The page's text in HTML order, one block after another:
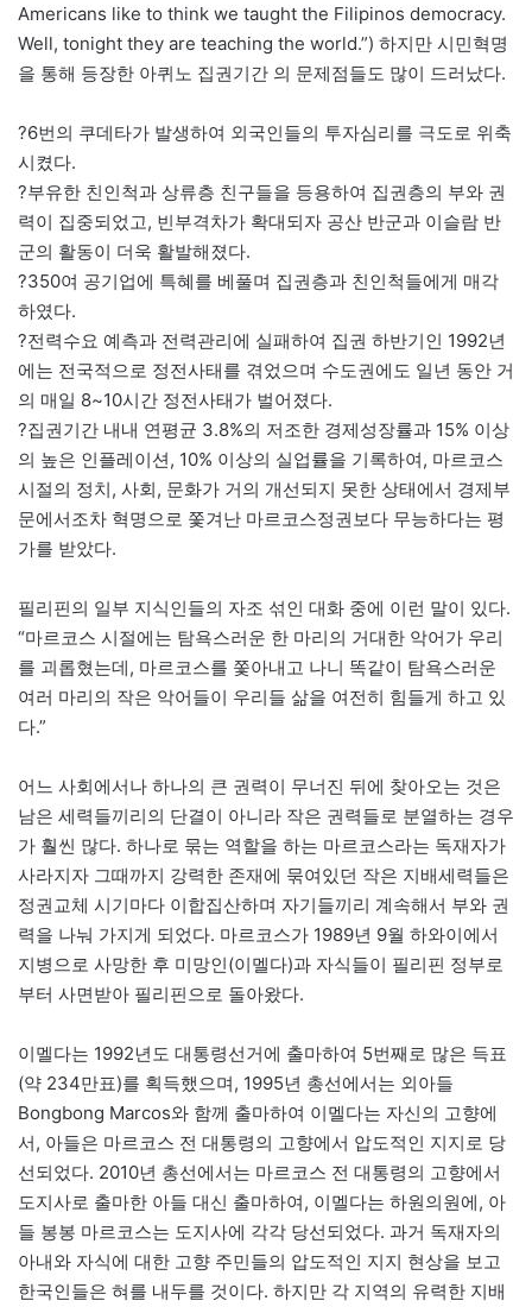
Americans like to think we taught the Filipinos democracy.
Well, tonight they are teaching the world.”) 하지만 시민혁명
을 통해 등장한 아퀴노 집권기간 의 문제점들도 많이 드러났다.
?6번의 쿠데타가 발생하여 외국인들의 투자심리를 극도로 위축
시켰다.
?부유한 친인척과 상류층 친구들을 등용하여 집권층의 부와 권
력이 집중되었고, 빈부격차가 확대되자 공산 반군과 이슬람 반
군의 활동이 더욱 활발해졌다.
?350여 공기업에 특혜를 베풀며 집권층과 친인척들에게 매각
하였다.
?전력수요 예측과 전력관리에 실패하여 집권 하반기인 1992년
에는 전국적으로 정전사태를 겪었으며 수도권에도 일년 동안 거
의 매일 8~10시간 정전사태가 벌어졌다.
?집권기간 내내 연평균 3.8%의 저조한 경제성장률과 15% 이상
의 높은 인플레이션, 10% 이상의 실업률을 기록하여, 마르코스
시절의 정치, 사회, 문화가 거의 개선되지 못한 상태에서 경제부
문에서조차 혁명으로 쫓겨난 마르코스정권보다 무능하다는 평
가를 받았다.
필리핀의 일부 지식인들의 자조 섞인 대화 중에 이런 말이 있다.
“마르코스 시절에는 탐욕스러운 한 마리의 거대한 악어가 우리
를 괴롭혔는데, 마르코스를 쫓아내고 나니 똑같이 탐욕스러운
여러 마리의 작은 악어들이 우리들 삶을 여전히 힘들게 하고 있
다.”
어느 사회에서나 하나의 큰 권력이 무너진 뒤에 찾아오는 것은
남은 세력들끼리의 단결이 아니라 작은 권력들로 분열하는 경우
가 훨씬 많다. 하나로 묶는 역할을 하는 마르코스라는 독재자가
사라지자 그때까지 강력한 존재에 묶여있던 작은 지배세력들은
정권교체 시기마다 이합집산하며 자기들끼리 계속해서 부와 권
력을 나눠 가지게 되었다. 마르코스가 1989년 9월 하와이에서
지병으로 사망한 후 미망인(이멜다)과 자식들이 필리핀 정부로
부터 사면받아 필리핀으로 돌아왔다.
이멜다는 1992년도 대통령선거에 출마하여 5번째로 많은 득표
(약 234만표)를 획득했으며, 1995년 총선에서는 외아들
Bongbong Marcos와 함께 출마하여 이멜다는 자신의 고향에
서, 아들은 마르코스 전 대통령의 고향에서 압도적인 지지로 당
선되었다. 2010년 총선에서는 마르코스 전 대통령의 고향에서
도지사로 출마한 아들 대신 출마하여, 이멜다는 하원의원에, 아
들 봉봉 마르코스는 도지사에 각각 당선되었다. 과거 독재자의
아내와 자식에 대한 고향 주민들의 압도적인 지지 현상을 보고
한국인들은 혀를 내두를 것이다. 하지만 각 지역의 유력한 지배